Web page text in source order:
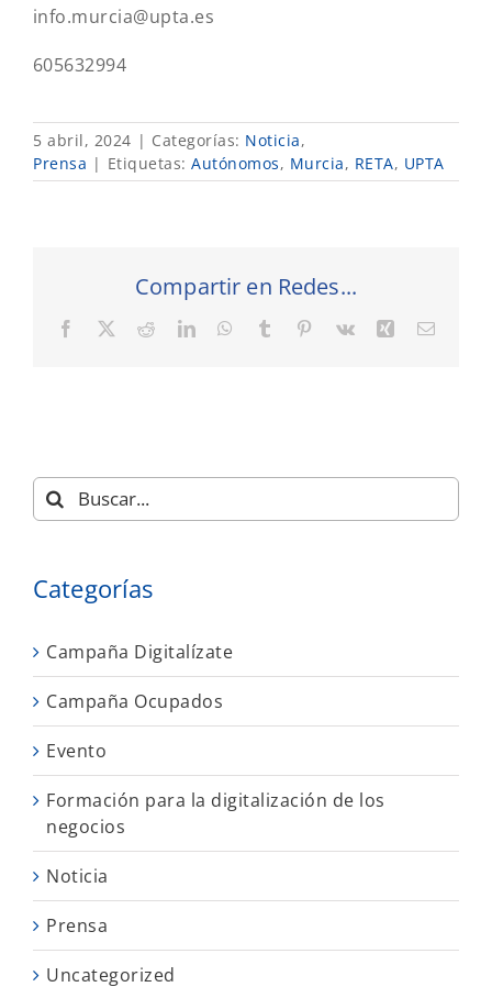
info.murcia@upta.es
605632994
5 abril, 2024 | Categorías: Noticia,
Prensa | Etiquetas: Autónomos, Murcia, RETA, UPTA
Compartir en Redes...
Facebook RedditLinkedInWhatsApp
Tumblr Pinterest
Vk XingCorreo
Buscar:
Categorías
Campaña Digitalízate
Campaña Ocupados
Evento
Formación para la digitalización de los
negocios
Noticia
Prensa
Uncategorized